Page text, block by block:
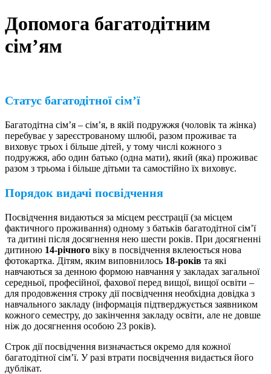
Допомога багатодітним
сім’ям
Статус багатодітної сім’ї
Багатодітна сім’я – сім’я, в якій подружжя (чоловік та жінка)
перебуває у зареєстрованому шлюбі, разом проживає та
виховує трьох і більше дітей, у тому числі кожного з
подружжя, або один батько (одна мати), який (яка) проживає
разом з трьома і більше дітьми та самостійно їх виховує.
Порядок видачі посвідчення
Посвідчення видаються за місцем реєстрації (за місцем
фактичного проживання) одному з батьків багатодітної сім’ї
та дитині після досягнення нею шести років. При досягненні
дитиною 14-річного віку в посвідчення вклеюється нова
фотокартка. Дітям, яким виповнилось 18-років та які
навчаються за денною формою навчання у закладах загальної
середньої, професійної, фахової перед вищої, вищої освіти –
для продовження строку дії посвідчення необхідна довідка з
навчального закладу (інформація підтверджується заявником
кожного семестру, до закінчення закладу освіти, але не довше
ніж до досягнення особою 23 років).
Строк дії посвідчення визначається окремо для кожної
багатодітної сім’ї. У разі втрати посвідчення видається його
дублікат.